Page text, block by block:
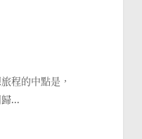
程的中點是，
...